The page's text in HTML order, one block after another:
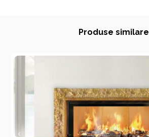
Produse similare